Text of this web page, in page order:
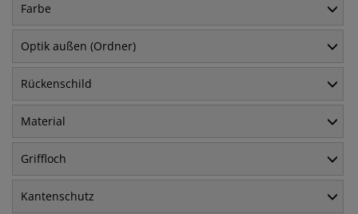
Farbe
Optik außen (Ordner)
Rückenschild
Material
Griffloch
Kantenschutz